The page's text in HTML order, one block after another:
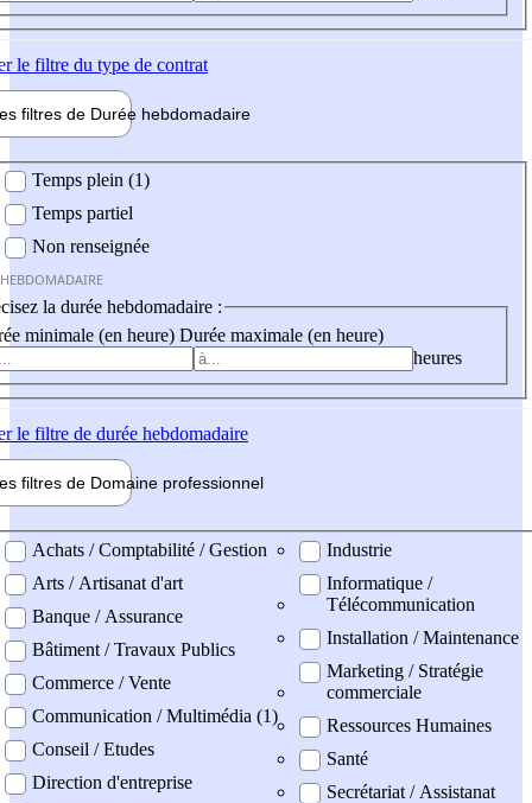
le filtre du type de contrat
filtres de Durée hebdomadaire
Temps plein (1)
Temps partiel
Non renseignée
la durée hebdomadaire :
minimale (en heure) Durée maximale (en heure)
heures
le filtre de durée hebdomadaire
filtres de Domaine professionnel
professionel
Achats / Comptabilité / Gestion
Arts / Artisanat d'art
Banque / Assurance
Bâtiment / Travaux Publics
Commerce / Vente
Communication / Multimédia (1)
Conseil / Etudes
Direction d'entreprise
Industrie
Informatique /
Télécommunication
Installation / Maintenance
Marketing / Stratégie
commerciale
Ressources Humaines
Santé
Secrétariat / Assistanat